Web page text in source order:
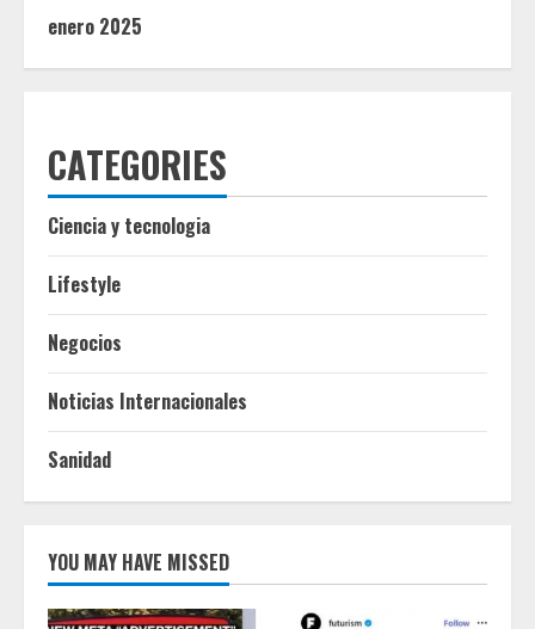
enero 2025
CATEGORIES
Ciencia y tecnologia
Lifestyle
Negocios
Noticias Internacionales
Sanidad
YOU MAY HAVE MISSED